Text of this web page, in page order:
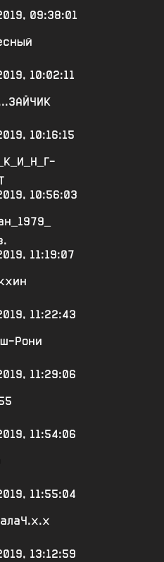
09:38:01
10:02:11
10:16:15
10:56:03
11:19:07
11:22:43
Рони
11:29:06
11:54:06
11:55:04
13:12:59